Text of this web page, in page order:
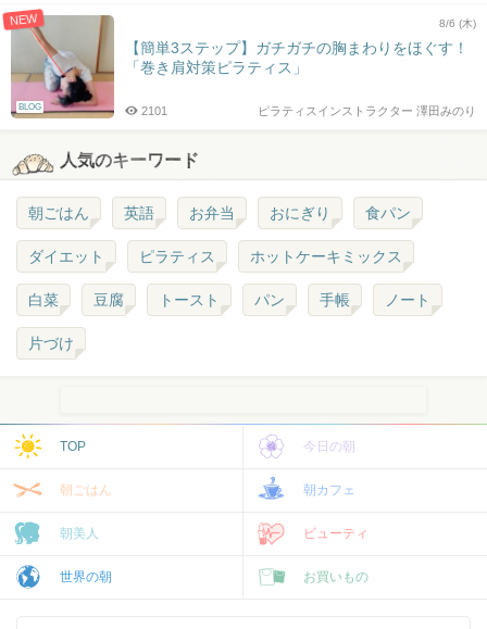
NEW
BLOG
8/6 (木)
【簡単3ステップ】ガチガチの胸まわりをほぐす！
「巻き肩対策ピラティス」
ピラティスインストラクター 澤田みのり
2101
人気のキーワード
朝ごはん 英語 お弁当 おにぎり 食パン
ダイエット ピラティス ホットケーキミックス
白菜 豆腐 トースト パン 手帳 ノート
片づけ
TOP 今日の朝
朝ごはん 朝カフェ
朝美人 ビューティ
世界の朝 お買いもの